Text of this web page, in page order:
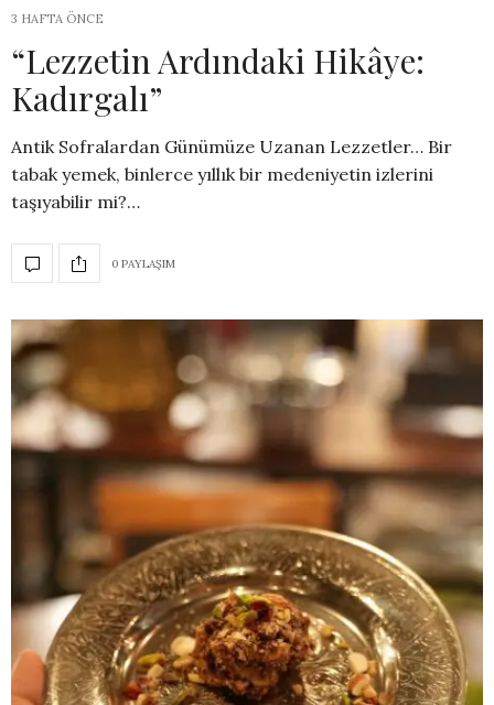
3 HAFTA ÖNCE
“Lezzetin Ardındaki Hikâye:
Kadırgalı”
Antik Sofralardan Günümüze Uzanan Lezzetler… Bir
tabak yemek, binlerce yıllık bir medeniyetin izlerini
taşıyabilir mi?…
0 PAYLAŞIM